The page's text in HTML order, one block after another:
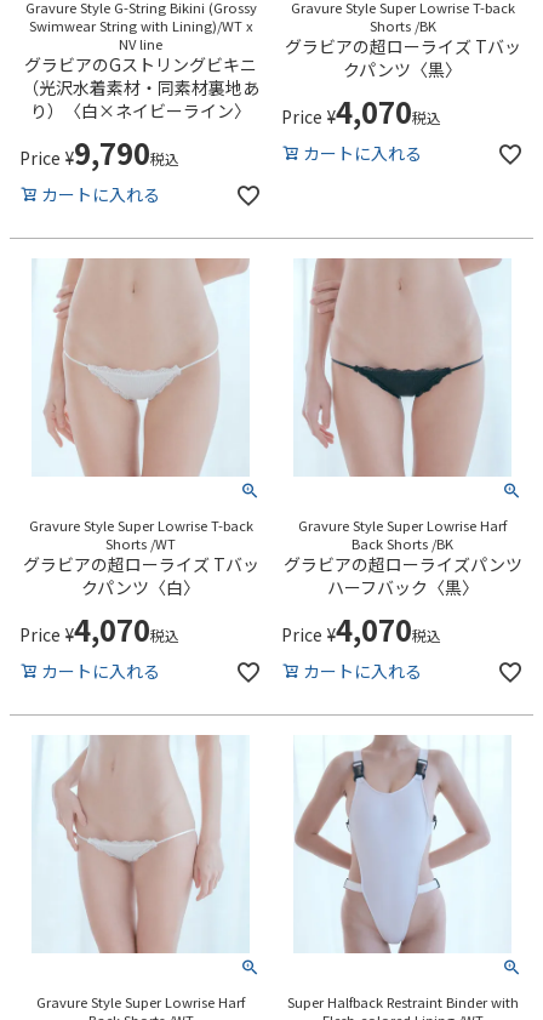
Gravure Style G-String Bikini (Grossy
Swimwear String with Lining)/WT x
NV line
グラビアのGストリングビキニ
（光沢水着素材・同素材裏地あ
り）〈白×ネイビーライン〉
Price ¥9,790税込
カートに入れる
Gravure Style Super Lowrise T-back
Shorts /BK
グラビアの超ローライズ Tバッ
クパンツ〈黒〉
Price ¥4,070税込
カートに入れる
Gravure Style Super Lowrise T-back
Shorts /WT
グラビアの超ローライズ Tバッ
クパンツ〈白〉
Price ¥4,070税込
カートに入れる
Gravure Style Super Lowrise Harf
Back Shorts /BK
グラビアの超ローライズパンツ
ハーフバック〈黒〉
Price ¥4,070税込
カートに入れる
Gravure Style Super Lowrise Harf
Super Halfback Restraint Binder with